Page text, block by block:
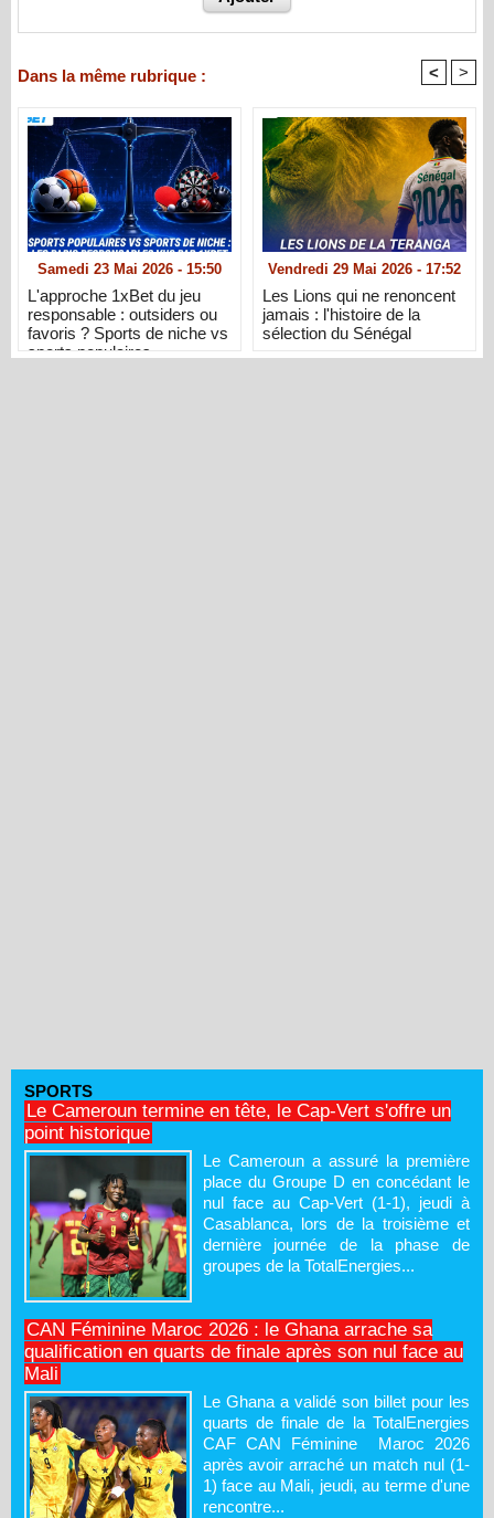
Dans la même rubrique : < >
Samedi 23 Mai 2026 - 15:50
L'approche 1xBet du jeu
responsable : outsiders ou
favoris ? Sports de niche vs
sports populaires
Vendredi 29 Mai 2026 - 17:52
Les Lions qui ne renoncent
jamais : l'histoire de la
sélection du Sénégal
SPORTS
Le Cameroun termine en tête, le Cap-Vert s'offre un
point historique
Le Cameroun a assuré la première
place du Groupe D en concédant le
nul face au Cap-Vert (1-1), jeudi à
Casablanca, lors de la troisième et
dernière journée de la phase de
groupes de la TotalEnergies...
CAN Féminine Maroc 2026 : le Ghana arrache sa
qualification en quarts de finale après son nul face au
Mali
Le Ghana a validé son billet pour les
quarts de finale de la TotalEnergies
CAF CAN Féminine Maroc 2026
après avoir arraché un match nul (1-
1) face au Mali, jeudi, au terme d'une
rencontre...